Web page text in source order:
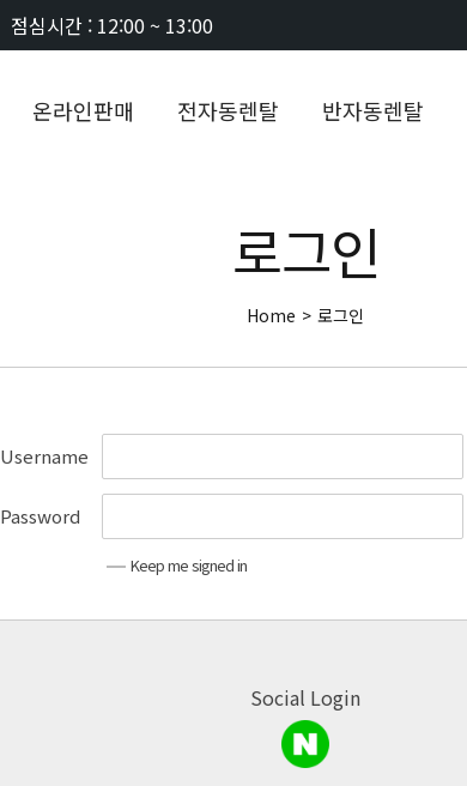
점심시간 : 12:00 ~ 13:00
온라인판매 전자동렌탈 반자동렌탈
로그인
Home > 로그인
Username
Password
Keep me signed in
Social Login